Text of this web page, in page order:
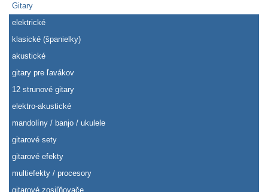
Gitary
elektrické
klasické (španielky)
akustické
gitary pre ľavákov
12 strunové gitary
elektro-akustické
mandolíny / banjo / ukulele
gitarové sety
gitarové efekty
multiefekty / procesory
gitarové zosiľňovače